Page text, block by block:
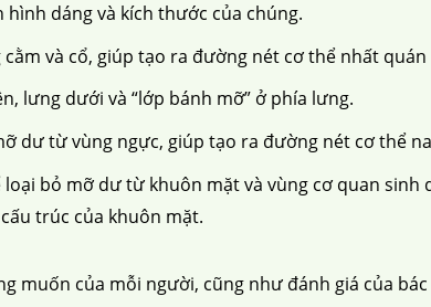
dáng và kích thước của chúng.
và cổ, giúp tạo ra đường nét cơ thể nhất quán
lưng dưới và “lớp bánh mỡ” ở phía lưng.
dư từ vùng ngực, giúp tạo ra đường nét cơ thể
bỏ mỡ dư từ khuôn mặt và vùng cơ quan sinh
trúc của khuôn mặt.
muốn của mỗi người, cũng như đánh giá của